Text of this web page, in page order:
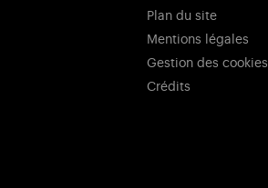
Plan du site
Mentions légales
Gestion des cookies
Crédits